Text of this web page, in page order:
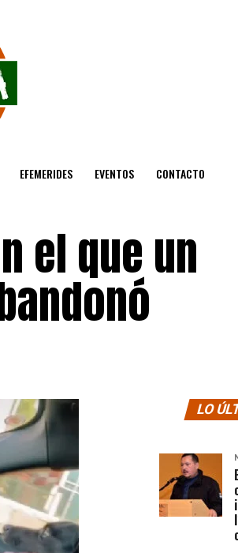
EFEMERIDES EVENTOS CONTACTO
el que un
LO